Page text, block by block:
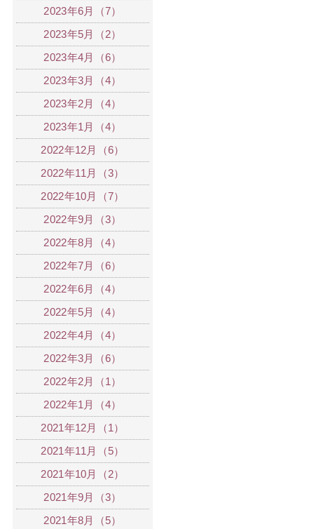
2023年6月（7）
2023年5月（2）
2023年4月（6）
2023年3月（4）
2023年2月（4）
2023年1月（4）
2022年12月（6）
2022年11月（3）
2022年10月（7）
2022年9月（3）
2022年8月（4）
2022年7月（6）
2022年6月（4）
2022年5月（4）
2022年4月（4）
2022年3月（6）
2022年2月（1）
2022年1月（4）
2021年12月（1）
2021年11月（5）
2021年10月（2）
2021年9月（3）
2021年8月（5）